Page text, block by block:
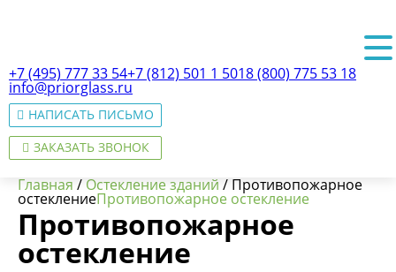
+7 (495) 777 33 54+7 (812) 501 1 5018 (800) 775 53 18
info@priorglass.ru
НАПИСАТЬ ПИСЬМО
ЗАКАЗАТЬ ЗВОНОК
О нас
Главная / Остекление зданий / Противопожарное
остеклениеПротивопожарное остекление
Противопожарное
остекление